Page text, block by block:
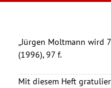
„Jürgen Moltmann wird
(1996), 97 f.
Mit diesem Heft